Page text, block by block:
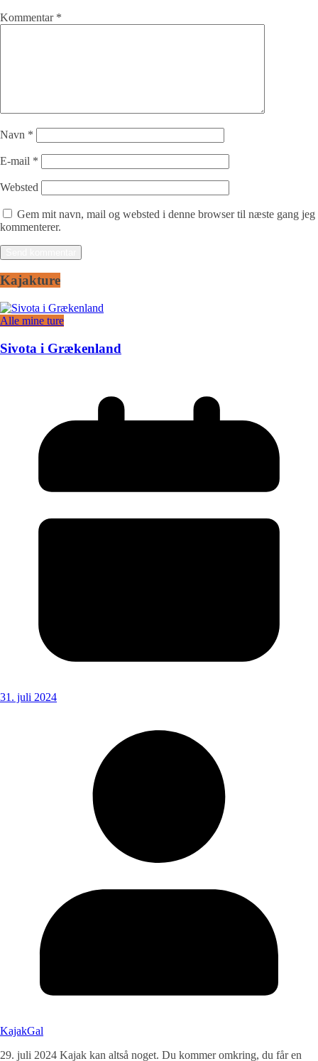
Kommentar *
Navn *
E-mail *
Websted
Gem mit navn, mail og websted i denne browser til næste gang jeg
kommenterer.
Kajakture
Alle mine ture
Sivota i Grækenland
31. juli 2024
KajakGal
29. juli 2024 Kajak kan altså noget. Du kommer omkring, du får en